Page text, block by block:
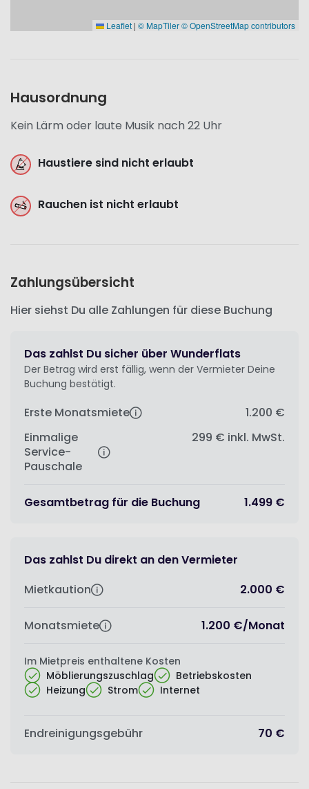
Leaflet | © MapTiler© OpenStreetMap contributors
Hausordnung
Kein Lärm oder laute Musik nach 22 Uhr
Haustiere sind nicht erlaubt
Rauchen ist nicht erlaubt
Zahlungsübersicht
Hier siehst Du alle Zahlungen für diese Buchung
Das zahlst Du sicher über Wunderflats
Der Betrag wird erst fällig, wenn der Vermieter Deine
Buchung bestätigt.
Erste Monatsmiete
1.200 €
Einmalige
Service-
Pauschale
299 € inkl. MwSt.
Gesamtbetrag für die Buchung 1.499 €
Das zahlst Du direkt an den Vermieter
Mietkaution
2.000 €
Monatsmiete 1.200 €/Monat
Im Mietpreis enthaltene Kosten
Möblierungszuschlag
Betriebskosten
Heizung
Strom Internet
Endreinigungsgebühr 70 €